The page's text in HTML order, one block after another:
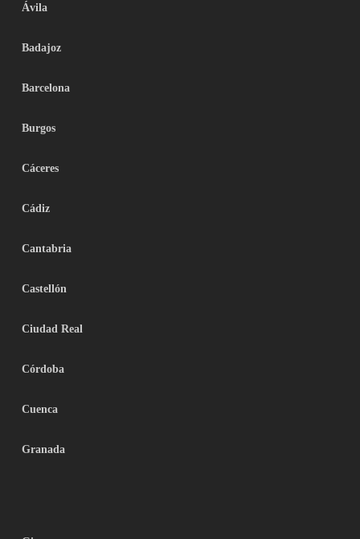
Ávila
Badajoz
Barcelona
Burgos
Cáceres
Cádiz
Cantabria
Castellón
Ciudad Real
Córdoba
Cuenca
Granada